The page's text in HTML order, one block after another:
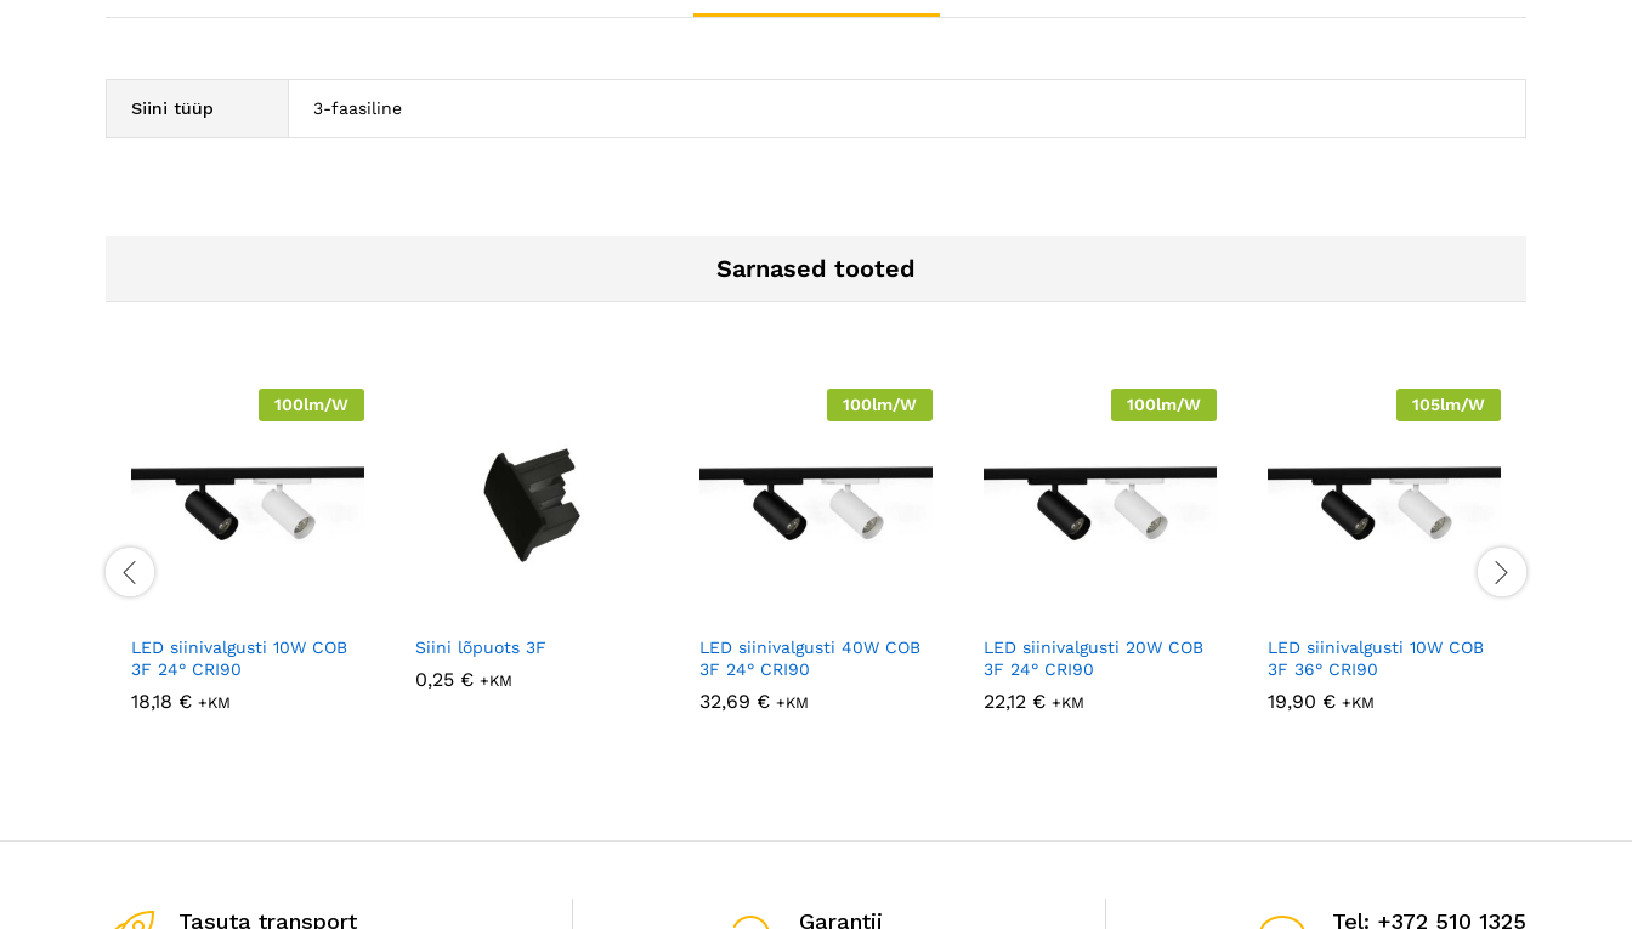
Siini tüüp 3-faasiline
Sarnased tooted
100lm/W
LED siinivalgusti 10W COB
3F 24° CRI90
18,18 € +KM
Siini lõpuots 3F
0,25 € +KM
100lm/W
LED siinivalgusti 40W COB
3F 24° CRI90
32,69 € +KM
100lm/W
LED siinivalgusti 20W COB
3F 24° CRI90
22,12 € +KM
105lm/W
LED siinivalgusti 10W COB
3F 36° CRI90
19,90 € +KM
Tasuta transport Garantii Tel: +372 510 1325